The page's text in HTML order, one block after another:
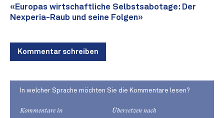
«Europas wirtschaftliche Selbstsabotage: Der
Nexperia-Raub und seine Folgen»
Kommentar schreiben
In welcher Sprache möchten Sie die Kommentare lesen?
Kommentare in Übersetzen nach